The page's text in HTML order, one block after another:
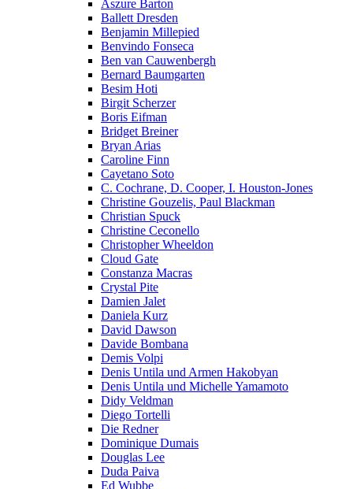
Aszure Barton
Ballett Dresden
Benjamin Millepied
Benvindo Fonseca
Ben van Cauwenbergh
Bernard Baumgarten
Besim Hoti
Birgit Scherzer
Boris Eifman
Bridget Breiner
Bryan Arias
Caroline Finn
Cayetano Soto
C. Cochrane, D. Cooper, I. Houston-Jones
Christine Gouzelis, Paul Blackman
Christian Spuck
Christine Ceconello
Christopher Wheeldon
Cloud Gate
Constanza Macras
Crystal Pite
Damien Jalet
Daniela Kurz
David Dawson
Davide Bombana
Demis Volpi
Denis Untila und Armen Hakobyan
Denis Untila und Michelle Yamamoto
Didy Veldman
Diego Tortelli
Die Redner
Dominique Dumais
Douglas Lee
Duda Paiva
Ed Wubbe